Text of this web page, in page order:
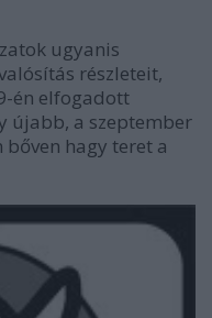
ugyanis
részleteit,
én elfogadott
újabb, a szeptember
hagy teret a